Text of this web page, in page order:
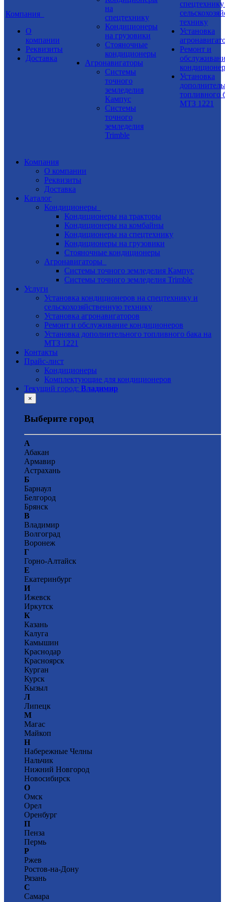
Компания
О
компании
Реквизиты
Доставка
на
спецтехнику
Кондиционеры
на грузовики
Стояночные
кондиционеры
Агронавигаторы
Системы
точного
земледелия
Кампус
Системы
точного
земледелия
Trimble
технику
Установка
Ремонт и
Установка
топливного
МТЗ 1221
Компания
О компании
Реквизиты
Доставка
Каталог
Кондиционеры
Кондиционеры на тракторы
Кондиционеры на комбайны
Кондиционеры на спецтехнику
Кондиционеры на грузовики
Стояночные кондиционеры
Агронавигаторы
Системы точного земледелия Кампус
Системы точного земледелия Trimble
Услуги
Установка кондиционеров на спецтехнику и
сельскохозяйственную технику
Установка aгронавигаторов
Ремонт и обслуживание кондиционеров
Установка дополнительного топливного бака на
МТЗ 1221
Контакты
Прайс-лист
Кондиционеры
Комплектующие для кондиционеров
Текущий город: Владимир
×
Выберите город
А
Абакан
Армавир
Астрахань
Б
Барнаул
Белгород
Брянск
В
Владимир
Волгоград
Воронеж
Г
Горно-Алтайск
Е
Екатеринбург
И
Ижевск
Иркутск
К
Казань
Калуга
Камышин
Краснодар
Красноярск
Курган
Курск
Кызыл
Л
Липецк
М
Магас
Майкоп
Н
Набережные Челны
Нальчик
Нижний Новгород
Новосибирск
О
Омск
Орел
Оренбург
П
Пенза
Пермь
Р
Ржев
Ростов-на-Дону
Рязань
С
Самара